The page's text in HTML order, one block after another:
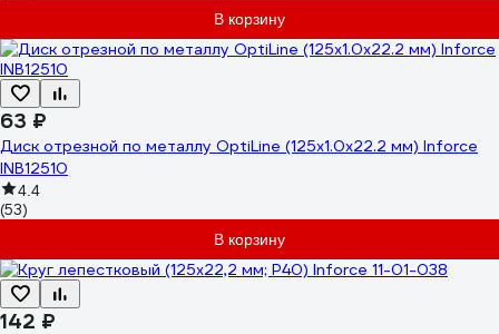
В корзину
63 ₽
Диск отрезной по металлу OptiLine (125x1.0x22.2 мм) Inforce
INB12510
4.4
(53)
В корзину
142 ₽